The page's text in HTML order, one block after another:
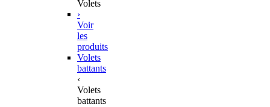
Volets
›
Voir
les
produits
Volets
battants
‹
Volets
battants